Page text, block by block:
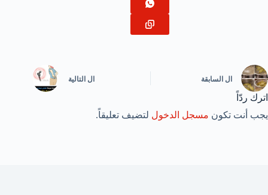
ال السابقة ال التالية
اترك ردّاً
يجب أنت تكون مسجل الدخول لتضيف تعليقاً.